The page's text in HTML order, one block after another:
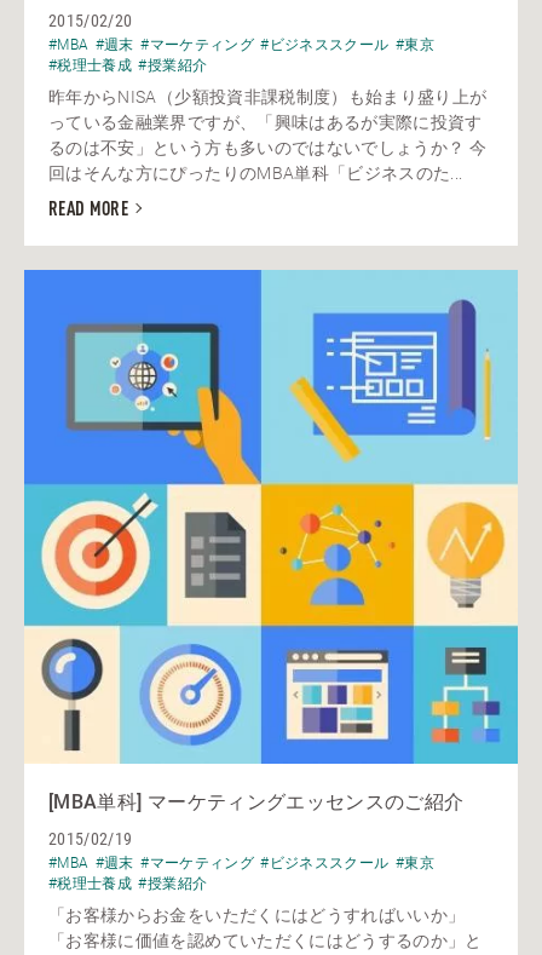
2015/02/20
#MBA #週末 #マーケティング #ビジネススクール #東京
#税理士養成 #授業紹介
昨年からNISA（少額投資非課税制度）も始まり盛り上が
っている金融業界ですが、「興味はあるが実際に投資す
るのは不安」という方も多いのではないでしょうか？ 今
回はそんな方にぴったりのMBA単科「ビジネスのた...
READ MORE
[MBA単科] マーケティングエッセンスのご紹介
2015/02/19
#MBA #週末 #マーケティング #ビジネススクール #東京
#税理士養成 #授業紹介
「お客様からお金をいただくにはどうすればいいか」
「お客様に価値を認めていただくにはどうするのか」と